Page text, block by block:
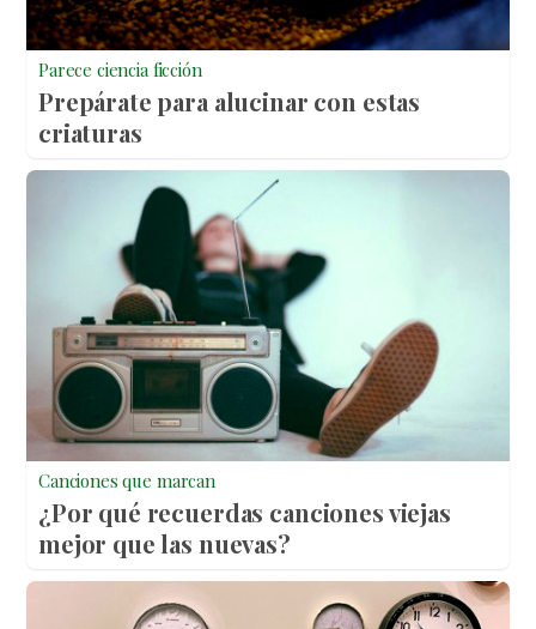
Parece ciencia ficción
Prepárate para alucinar con estas
criaturas
Canciones que marcan
¿Por qué recuerdas canciones viejas
mejor que las nuevas?